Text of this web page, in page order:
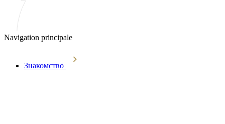
Navigation principale
Знакомство